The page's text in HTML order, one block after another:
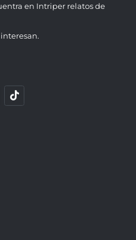
en Intriper relatos de